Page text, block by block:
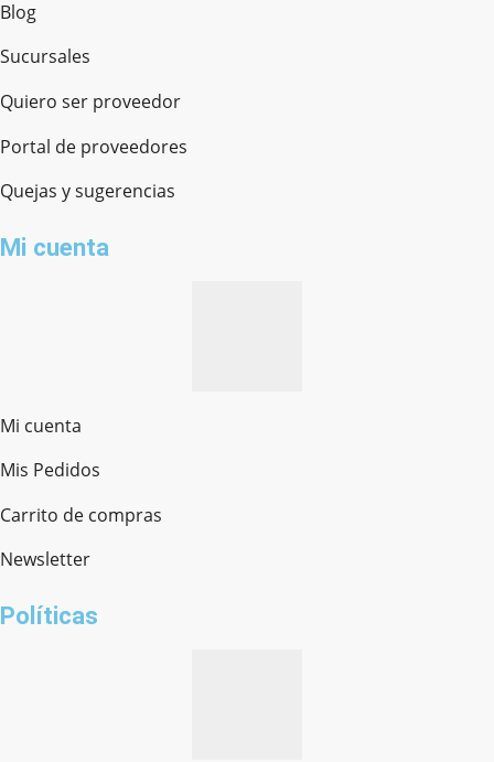
Blog
Sucursales
Quiero ser proveedor
Portal de proveedores
Quejas y sugerencias
Mi cuenta
Mi cuenta
Mis Pedidos
Carrito de compras
Newsletter
Políticas